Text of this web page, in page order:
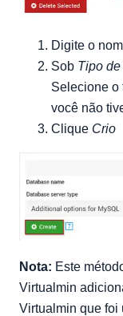
Digite o
Sob Tipo
Selecione o
você não
Clique Crio
Nota: Este
Virtualmin
Virtualmin que foi